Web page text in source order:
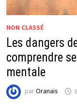
NON CLASSÉ
Les dangers
comprendre
mentale
parOranais